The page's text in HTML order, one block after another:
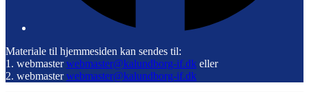
Materiale til hjemmesiden kan sendes til:
1. webmasterwebmaster@kalundborg-if.dk eller
2. webmasterwebmaster@kalundborg-if.dk